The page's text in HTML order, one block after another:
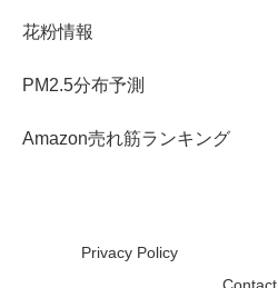
花粉情報
PM2.5分布予測
Amazon売れ筋ランキング
Privacy Policy